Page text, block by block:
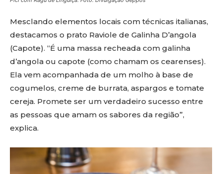
Mesclando elementos locais com técnicas italianas,
destacamos o prato Raviole de Galinha D’angola
(Capote). “É uma massa recheada com galinha
d’angola ou capote (como chamam os cearenses).
Ela vem acompanhada de um molho à base de
cogumelos, creme de burrata, aspargos e tomate
cereja. Promete ser um verdadeiro sucesso entre
as pessoas que amam os sabores da região”,
explica.